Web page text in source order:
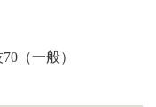
（一般）